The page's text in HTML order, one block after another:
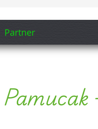
Partner